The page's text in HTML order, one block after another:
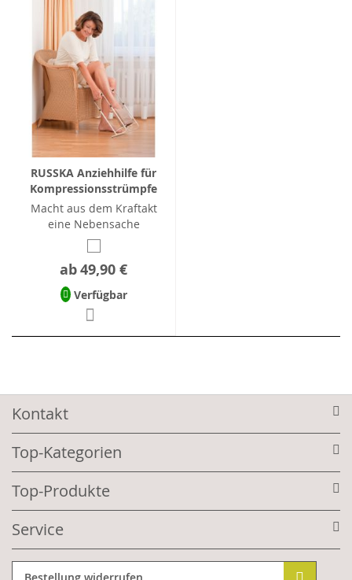
RUSSKA Anziehhilfe für
Kompressionsstrümpfe
Macht aus dem Kraftakt
eine Nebensache
ab49,90 €
Verfügbar
Kontakt
Top-Kategorien
Top-Produkte
Service